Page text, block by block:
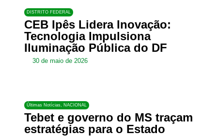
DISTRITO FEDERAL
CEB Ipês Lidera Inovação:
Tecnologia Impulsiona
Iluminação Pública do DF
30 de maio de 2026
Últimas Notícias, NACIONAL
Tebet e governo do MS traçam
estratégias para o Estado